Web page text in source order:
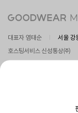
대표자 염태순 서울 강
호스팅서비스 신성통상㈜